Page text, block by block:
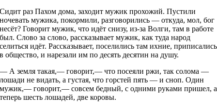
Сидит раз Пахом дома, заходит мужик прохожий. Пустили
ночевать мужика, покормили, разговорились — откуда, мол, бог
несёт? Говорит мужик, что идёт снизу, из-за Волги, там в работе
был. Слово за слово, рассказывает мужик, как туда народ
селиться идёт. Рассказывает, поселились там ихние, приписались
в общество, и нарезали им по десять десятин на душу.
— А земля такая,— говорит,— что посеяли ржи, так солома —
лошади не видать, а густая, что горстей пять — и сноп. Один
мужик,— говорит,— совсем бедный, с одними руками пришел, а
теперь шесть лошадей, две коровы.